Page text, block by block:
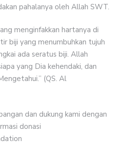
pahalanya oleh Allah SWT.
menginfakkan hartanya di
biji yang menumbuhkan tujuh
ada seratus biji. Allah
yang Dia kehendaki, dan
(QS. Al
dan dukung kami dengan
donasi